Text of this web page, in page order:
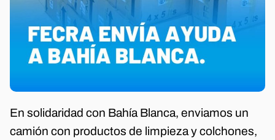
En solidaridad con Bahía Blanca, enviamos un
camión con productos de limpieza y colchones,